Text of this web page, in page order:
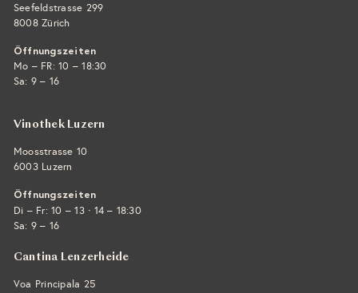
Seefeldstrasse 299
8008 Zürich
Öffnungszeiten
Mo – FR: 10 – 18:30
Sa: 9 – 16
Vinothek Luzern
Moosstrasse 10
6003 Luzern
Öffnungszeiten
Di – Fr: 10 – 13 · 14 – 18:30
Sa: 9 – 16
Cantina Lenzerheide
Voa Principala 25